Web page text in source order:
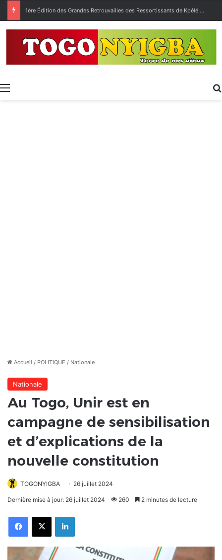
1ère Édition des Grandes Retrouvailles des Ressortissants de Kpélé Govié Apégamé / Sokpé
Menu
Accueil / POLITIQUE / Nationale
Nationale
Au Togo, Unir est en
campagne de sensibilisation
et d’explications de la
nouvelle constitution
TOGONYIGBA 26 juillet 2024
Dernière mise à jour: 26 juillet 2024 260 2 minutes de lecture
FacebookX Linkedin